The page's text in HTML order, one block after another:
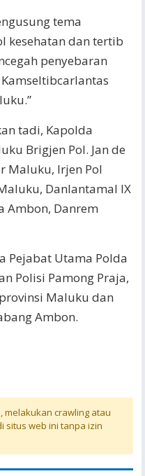
tema
kesehatan dan tertib
penyebaran
tadi, Kapolda
Brigjen Pol. Jan de
Maluku, Irjen Pol
Danlantamal IX
Ambon, Danrem
Pejabat Utama Polda
Polisi Pamong Praja,
Maluku dan
Ambon.
melakukan crawling atau
situs web ini tanpa izin